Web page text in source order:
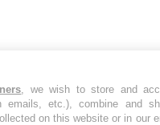
, we wish to store and
emails, etc.), combine and
on this website or in our